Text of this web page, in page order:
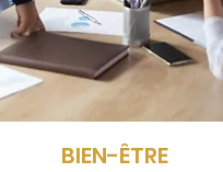
BIEN-ÊTRE